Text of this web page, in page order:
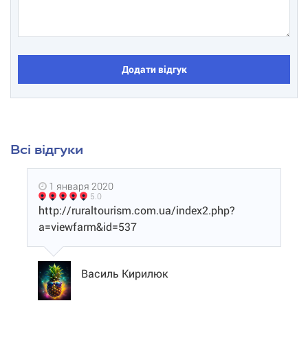
Додати відгук
Всі відгуки
1 января 2020
5.0
http://ruraltourism.com.ua/index2.php?
a=viewfarm&id=537
Василь Кирилюк